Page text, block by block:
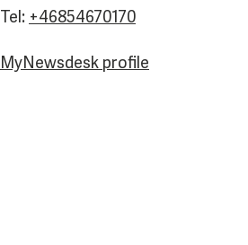
Tel: +46854670170
MyNewsdesk profile